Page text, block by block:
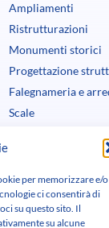
per memorizzare e/o
ci consentirà di
su questo sito. Il
su alcune
Ampliamenti
Ristrutturazioni
Monumenti storici
Progettazione
Falegnameria e
Scale
Rilievo e reverse
Progettazione e